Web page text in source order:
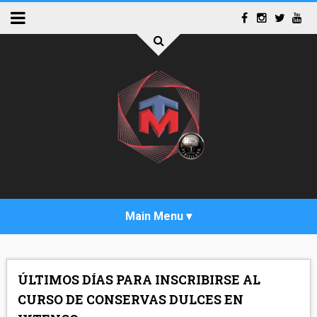
ÚLTIMOS DÍAS PARA INSCRIBIRSE AL
CURSO DE CONSERVAS DULCES EN